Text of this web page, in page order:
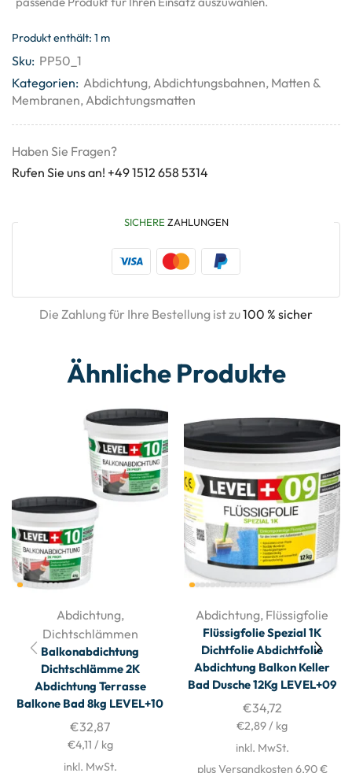
Produkt enthält: 1 m
Sku: PP50_1
Kategorien: Abdichtung,Abdichtungsbahnen, Matten &
Membranen,Abdichtungsmatten
Haben Sie Fragen?
Rufen Sie uns an! +49 1512 658 5314
SICHERE ZAHLUNGEN
Die Zahlung für Ihre Bestellung ist zu100 % sicher
Ähnliche Produkte
Abdichtung,
Dichtschlämmen
Balkonabdichtung
Dichtschlämme 2K
Abdichtung Terrasse
Balkone Bad 8kg LEVEL+10
€32,87
€4,11 / kg
inkl. MwSt.
Abdichtung, Flüssigfolie
Flüssigfolie Spezial 1K
Dichtfolie Abdichtfolie
Abdichtung Balkon Keller
Bad Dusche 12Kg LEVEL+09
€34,72
€2,89/ kg
inkl. MwSt.
plus Versandkosten 6,90 €